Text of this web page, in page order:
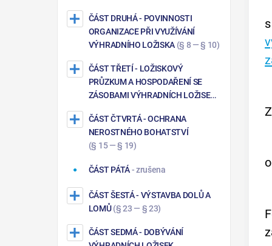
ČÁST DRUHÁ- POVINNOSTI
ORGANIZACE PŘI VYUŽÍVÁNÍ
VÝHRADNÍHO LOŽISKA (§ 8 — § 10)
ČÁST TŘETÍ- LOŽISKOVÝ
PRŮZKUM A HOSPODAŘENÍ SE
ZÁSOBAMI VÝHRADNÍCH LOŽISEK
ČÁST ČTVRTÁ- OCHRANA
NEROSTNÉHO BOHATSTVÍ
(§ 15 — § 19)
ČÁST PÁTÁ- zrušena
ČÁST ŠESTÁ- VÝSTAVBA DOLŮ A
LOMŮ(§ 23 — § 23)
ČÁST SEDMÁ- DOBÝVÁNÍ